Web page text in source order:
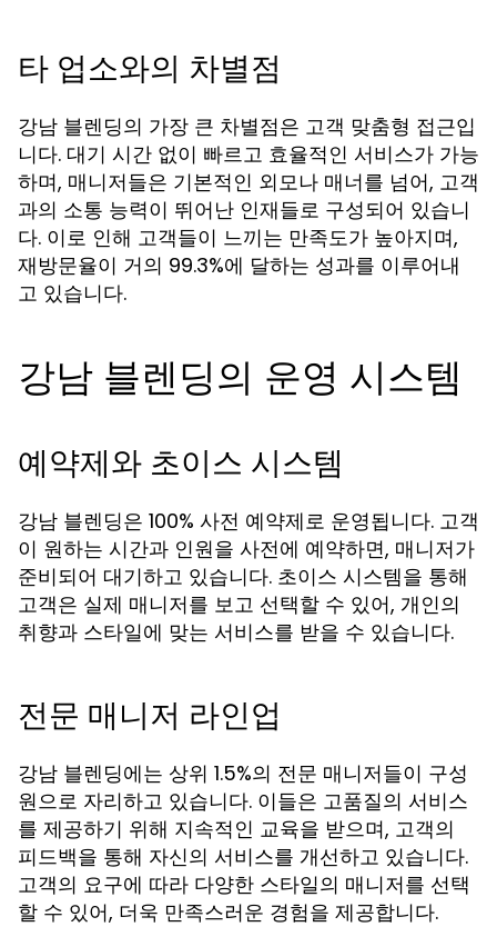
타 업소와의 차별점
강남 블렌딩의 가장 큰 차별점은 고객 맞춤형 접근입
니다. 대기 시간 없이 빠르고 효율적인 서비스가 가능
하며, 매니저들은 기본적인 외모나 매너를 넘어, 고객
과의 소통 능력이 뛰어난 인재들로 구성되어 있습니
다. 이로 인해 고객들이 느끼는 만족도가 높아지며,
재방문율이 거의 99.3%에 달하는 성과를 이루어내
고 있습니다.
강남 블렌딩의 운영 시스템
예약제와 초이스 시스템
강남 블렌딩은 100% 사전 예약제로 운영됩니다. 고객
이 원하는 시간과 인원을 사전에 예약하면, 매니저가
준비되어 대기하고 있습니다. 초이스 시스템을 통해
고객은 실제 매니저를 보고 선택할 수 있어, 개인의
취향과 스타일에 맞는 서비스를 받을 수 있습니다.
전문 매니저 라인업
강남 블렌딩에는 상위 1.5%의 전문 매니저들이 구성
원으로 자리하고 있습니다. 이들은 고품질의 서비스
를 제공하기 위해 지속적인 교육을 받으며, 고객의
피드백을 통해 자신의 서비스를 개선하고 있습니다.
고객의 요구에 따라 다양한 스타일의 매니저를 선택
할 수 있어, 더욱 만족스러운 경험을 제공합니다.